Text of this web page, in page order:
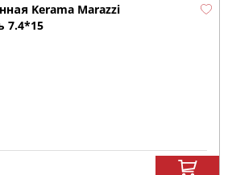
Kerama Marazzi
7.4*15